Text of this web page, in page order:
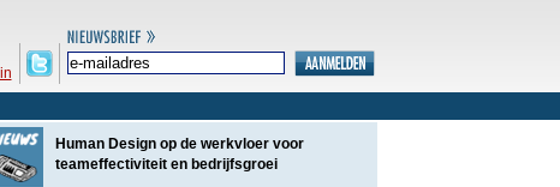
Human Design op de werkvloer voor
teameffectiviteit en bedrijfsgroei